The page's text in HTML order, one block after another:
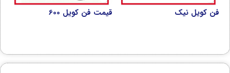
فن کویل نیک قیمت فن کویل 600